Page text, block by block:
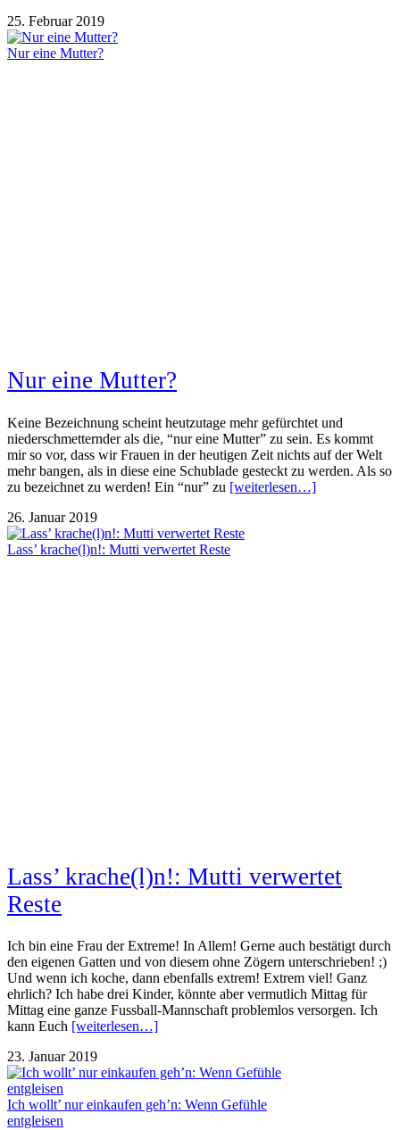
25. Februar 2019
Nur eine Mutter?
Nur eine Mutter?
Keine Bezeichnung scheint heutzutage mehr gefürchtet und
niederschmetternder als die, “nur eine Mutter” zu sein. Es kommt
mir so vor, dass wir Frauen in der heutigen Zeit nichts auf der Welt
mehr bangen, als in diese eine Schublade gesteckt zu werden. Als so
zu bezeichnet zu werden! Ein “nur” zu [weiterlesen…]
26. Januar 2019
Lass’ krache(l)n!: Mutti verwertet Reste
Lass’ krache(l)n!: Mutti verwertet
Reste
Ich bin eine Frau der Extreme! In Allem! Gerne auch bestätigt durch
den eigenen Gatten und von diesem ohne Zögern unterschrieben! ;)
Und wenn ich koche, dann ebenfalls extrem! Extrem viel! Ganz
ehrlich? Ich habe drei Kinder, könnte aber vermutlich Mittag für
Mittag eine ganze Fussball-Mannschaft problemlos versorgen. Ich
kann Euch [weiterlesen…]
23. Januar 2019
Ich wollt’ nur einkaufen geh’n: Wenn Gefühle
entgleisen